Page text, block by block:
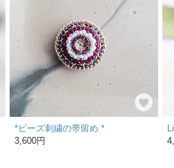
*ビーズ刺繍の帯留め *
3,600円